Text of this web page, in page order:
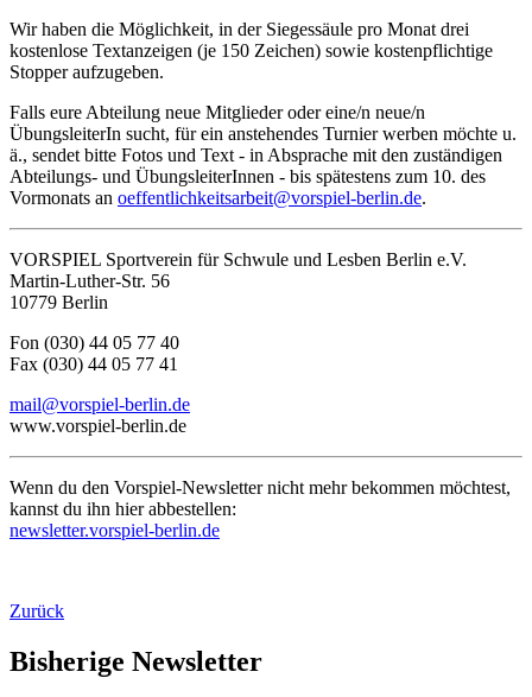
Wir haben die Möglichkeit, in der Siegessäule pro Monat drei
kostenlose Textanzeigen (je 150 Zeichen) sowie kostenpflichtige
Stopper aufzugeben.
Falls eure Abteilung neue Mitglieder oder eine/n neue/n
ÜbungsleiterIn sucht, für ein anstehendes Turnier werben möchte u.
ä., sendet bitte Fotos und Text ‑ in Absprache mit den zuständigen
Abteilungs- und ÜbungsleiterInnen - bis spätestens zum 10. des
Vormonats an oeffentlichkeitsarbeit@vorspiel-berlin.de.
VORSPIEL Sportverein für Schwule und Lesben Berlin e.V.
Martin-Luther-Str. 56
10779 Berlin
Fon (030) 44 05 77 40
Fax (030) 44 05 77 41
mail@vorspiel-berlin.de
www.vorspiel-berlin.de
Wenn du den Vorspiel-Newsletter nicht mehr bekommen möchtest,
kannst du ihn hier abbestellen:
newsletter.vorspiel-berlin.de
Zurück
Bisherige Newsletter